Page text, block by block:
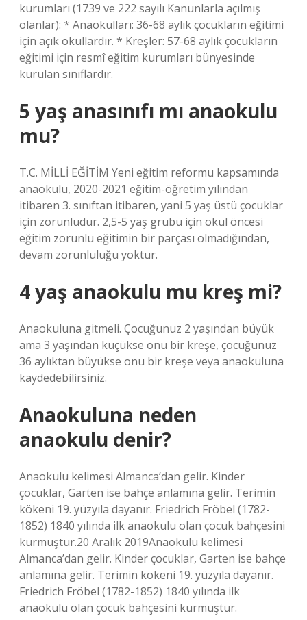
kurumları (1739 ve 222 sayılı Kanunlarla açılmış
olanlar): * Anaokulları: 36-68 aylık çocukların eğitimi
için açık okullardır. * Kreşler: 57-68 aylık çocukların
eğitimi için resmî eğitim kurumları bünyesinde
kurulan sınıflardır.
5 yaş anasınıfı mı anaokulu
mu?
T.C. MİLLİ EĞİTİM Yeni eğitim reformu kapsamında
anaokulu, 2020-2021 eğitim-öğretim yılından
itibaren 3. sınıftan itibaren, yani 5 yaş üstü çocuklar
için zorunludur. 2,5-5 yaş grubu için okul öncesi
eğitim zorunlu eğitimin bir parçası olmadığından,
devam zorunluluğu yoktur.
4 yaş anaokulu mu kreş mi?
Anaokuluna gitmeli. Çocuğunuz 2 yaşından büyük
ama 3 yaşından küçükse onu bir kreşe, çocuğunuz
36 aylıktan büyükse onu bir kreşe veya anaokuluna
kaydedebilirsiniz.
Anaokuluna neden
anaokulu denir?
Anaokulu kelimesi Almanca’dan gelir. Kinder
çocuklar, Garten ise bahçe anlamına gelir. Terimin
kökeni 19. yüzyıla dayanır. Friedrich Fröbel (1782-
1852) 1840 yılında ilk anaokulu olan çocuk bahçesini
kurmuştur.20 Aralık 2019Anaokulu kelimesi
Almanca’dan gelir. Kinder çocuklar, Garten ise bahçe
anlamına gelir. Terimin kökeni 19. yüzyıla dayanır.
Friedrich Fröbel (1782-1852) 1840 yılında ilk
anaokulu olan çocuk bahçesini kurmuştur.